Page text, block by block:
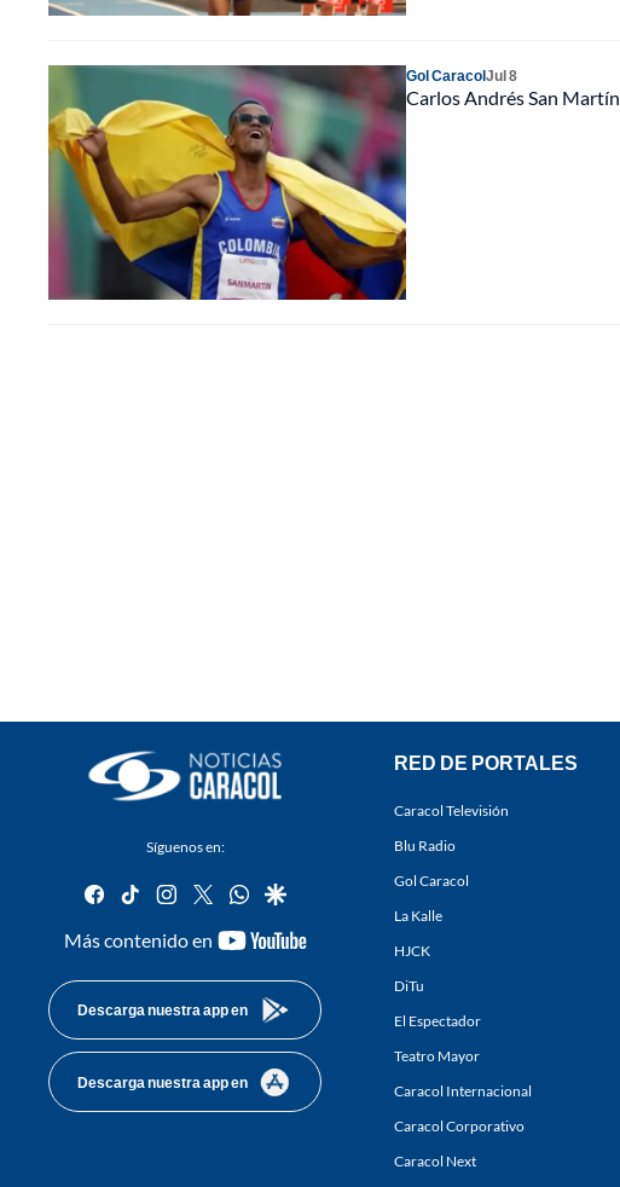
Gol CaracolJul 8
Carlos Andrés San Martín
Síguenos en:
facebook
tiktok instagram
twitterwhatsapp
google
Más contenido en
youtube-
Descarga nuestra app en
Descarga nuestra app en
RED DE PORTALES
Caracol Televisión
Blu Radio
Gol Caracol
La Kalle
HJCK
DiTu
El Espectador
Teatro Mayor
Caracol Internacional
Caracol Corporativo
Caracol Next